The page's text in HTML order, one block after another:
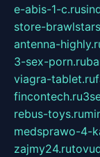
e-abis-1-c.ru
store-
antenna-
3-sex-porn.ru
viagra-tablet.ru
fincontech.ru
rebus-toys.ru
medsprawo-4-
zajmy24.ru